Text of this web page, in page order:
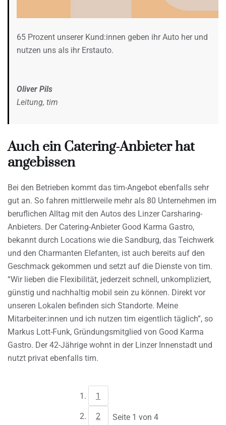
65 Prozent unserer Kund:innen geben ihr Auto her und
nutzen uns als ihr Erstauto.
Oliver Pils
Leitung, tim
Auch ein Catering-Anbieter hat
angebissen
Bei den Betrieben kommt das tim-Angebot ebenfalls sehr
gut an. So fahren mittlerweile mehr als 80 Unternehmen im
beruflichen Alltag mit den Autos des Linzer Carsharing-
Anbieters. Der Catering-Anbieter Good Karma Gastro,
bekannt durch Locations wie die Sandburg, das Teichwerk
und den Charmanten Elefanten, ist auch bereits auf den
Geschmack gekommen und setzt auf die Dienste von tim.
“Wir lieben die Flexibilität, jederzeit schnell, unkompliziert,
günstig und nachhaltig mobil sein zu können. Direkt vor
unseren Lokalen befinden sich Standorte. Meine
Mitarbeiter:innen und ich nutzen tim eigentlich täglich”, so
Markus Lott-Funk, Gründungsmitglied von Good Karma
Gastro. Der 42-Jährige wohnt in der Linzer Innenstadt und
nutzt privat ebenfalls tim.
1
2 Seite 1 von 4